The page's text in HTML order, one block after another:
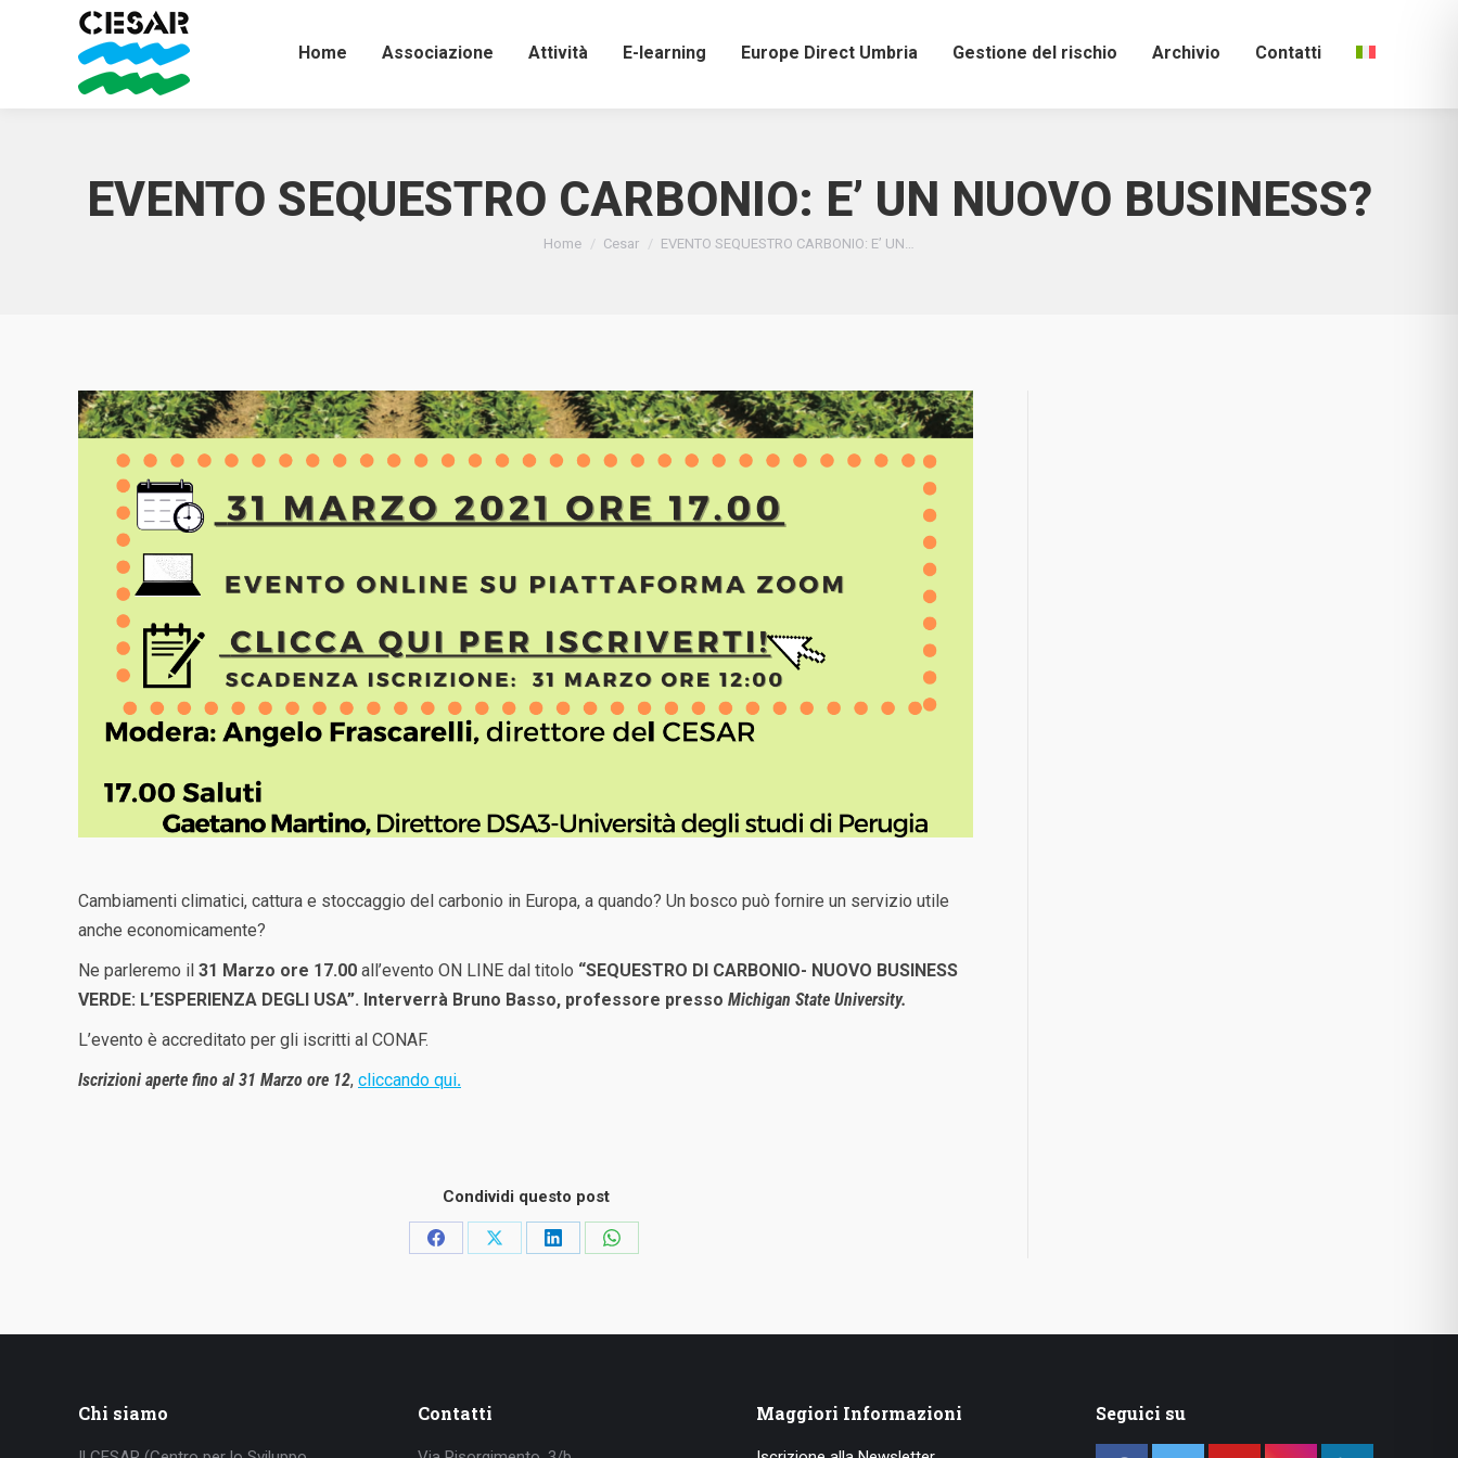
Home Associazione Attività E-learning Europe Direct Umbria Gestione del rischio Archivio Contatti
EVENTO SEQUESTRO CARBONIO: E’ UN NUOVO BUSINESS?
Tu sei qui:
Home Cesar EVENTO SEQUESTRO CARBONIO: E’ UN…
Cambiamenti climatici, cattura e stoccaggio del carbonio in Europa, a quando? Un bosco può fornire un servizio utile
anche economicamente?
Ne parleremo il 31 Marzo ore 17.00 all’evento ON LINE dal titolo “SEQUESTRO DI CARBONIO- NUOVO BUSINESS
VERDE: L’ESPERIENZA DEGLI USA”. Interverrà Bruno Basso, professore presso Michigan State University.
L’evento è accreditato per gli iscritti al CONAF.
Iscrizioni aperte fino al 31 Marzo ore 12, cliccando qui.
Condividi questo post
CondividiCondividiCondividiCondividi
Chi siamo Contatti Maggiori Informazioni Seguici su